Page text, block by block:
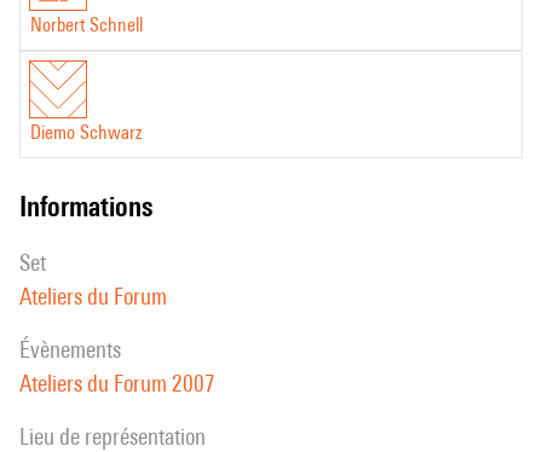
Norbert Schnell
Diemo Schwarz
informations
set
Ateliers du Forum
évènements
Ateliers du Forum 2007
Lieu de représentation